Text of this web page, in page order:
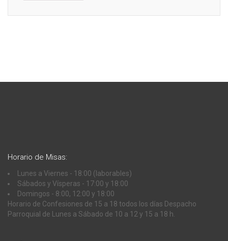
Horario de Misas:
Lunes a Viernes - 18:00 (laborables)
Sábados y Vísperas - 17:00 y 18:00
Domingos - 8:00, 12:00 y 18:00
Horario de Confesiones de 15 a 18 todos los días Despacho
Parroquial de Lunes a Sábado de 10 a 12 y 15 a 18 h.